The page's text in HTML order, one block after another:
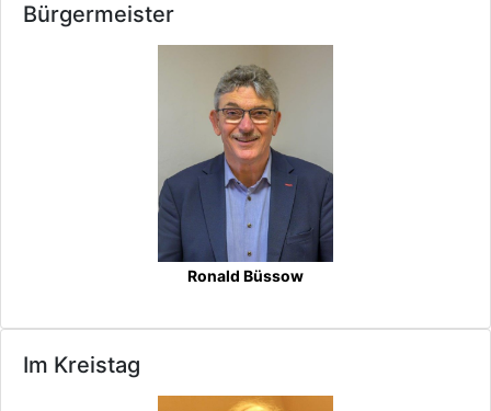
Bürgermeister
Ronald Büssow
Im Kreistag